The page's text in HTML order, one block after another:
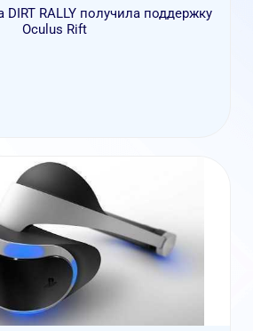
DIRT RALLY получила поддержку
Oculus Rift